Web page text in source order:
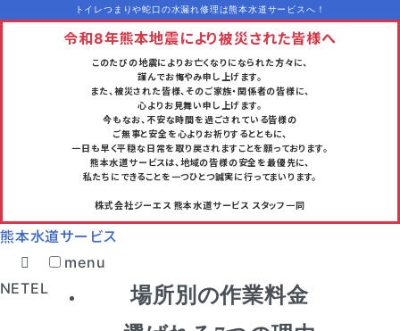
トイレつまりや蛇口の水漏れ修理は熊本水道サービスへ！
令和8年熊本地震により被災された皆様へ
このたびの地震によりお亡くなりになられた方々に、
謹んでお悔やみ申し上げます。
また、被災された皆様、そのご家族・関係者の皆様に、
心よりお見舞い申し上げます。
今もなお、不安な時間を過ごされている皆様の
ご無事と安全を心よりお祈りするとともに、
一日も早く平穏な日常を取り戻されますことを願っております。
熊本水道サービスは、地域の皆様の安全を最優先に、
私たちにできることを一つひとつ誠実に行ってまいります。
株式会社ジーエス 熊本水道サービス スタッフ一同
熊本水道サービス
TEL
menu
場所別の作業料金